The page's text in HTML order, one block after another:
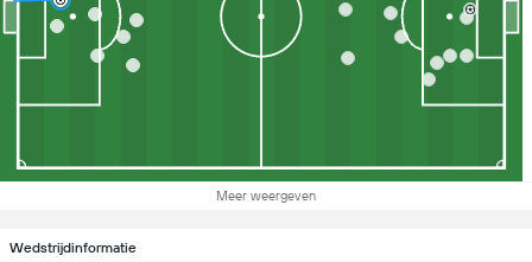
Meer weergeven
Wedstrijdinformatie